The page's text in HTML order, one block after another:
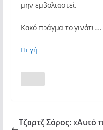
μην εμβολιαστεί.
Κακό πράγμα το γινάτι….
Πηγή
Τζορτζ Σόρος: «Αυτό